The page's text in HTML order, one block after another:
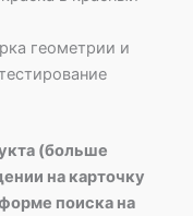
геометрии и
(больше
на карточку
поиска на